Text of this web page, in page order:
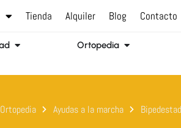
Tienda Alquiler Blog Contacto
Abrir AccesibilidadOrtopedia Abrir
Ortopedia Ayudas a la marcha